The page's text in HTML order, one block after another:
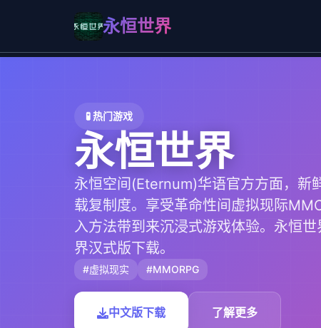
永恒世界
🧪 热门游戏
永恒世界
永恒空间(Eternum)华语官方方面，新
载复制度。享受革命性间虚拟现际
入方法带到来沉浸式游戏体验。永恒
界汉式版下载。
#虚拟现实 #MMORPG
中文版下载 了解更多